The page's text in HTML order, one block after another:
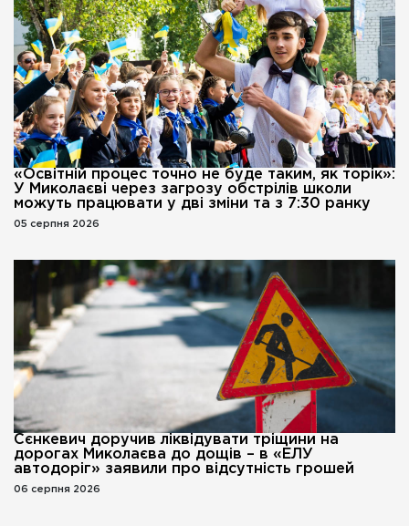
«Освітній процес точно не буде таким, як торік»:
У Миколаєві через загрозу обстрілів школи
можуть працювати у дві зміни та з 7:30 ранку
05 серпня 2026
Сєнкевич доручив ліквідувати тріщини на
дорогах Миколаєва до дощів – в «ЕЛУ
автодоріг» заявили про відсутність грошей
06 серпня 2026